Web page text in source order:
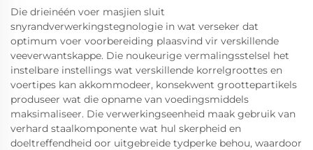
Die drieinéén voer masjien sluit
snyrandverwerkingstegnologie in wat verseker dat
optimum voer voorbereiding plaasvind vir verskillende
veeverwantskappe. Die noukeurige vermalingsstelsel het
instelbare instellings wat verskillende korrelgroottes en
voertipes kan akkommodeer, konsekwent groottepartikels
produseer wat die opname van voedingsmiddels
maksimaliseer. Die verwerkingseenheid maak gebruik van
verhard staalkomponente wat hul skerpheid en
doeltreffendheid oor uitgebreide tydperke behou, waardoor